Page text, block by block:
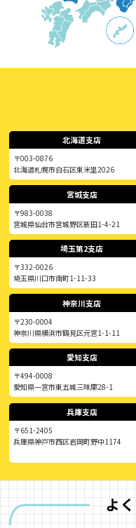
北海道支店
〒003-0876
北海道札幌市白石区東米里2026
宮城支店
〒983-0038
宮城県仙台市宮城野区新田1-4-21
埼玉第2支店
〒332-0026
埼玉県川口市南町1-11-33
神奈川支店
〒230-0004
神奈川県横浜市鶴見区元宮1-1-11
愛知支店
〒494-0008
愛知県一宮市東五城三味廓28-1
兵庫支店
〒651-2405
兵庫県神戸市西区岩岡町野中1174